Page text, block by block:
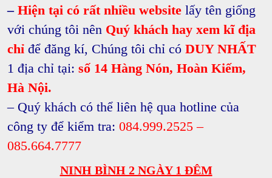
– Hiện tại có rất nhiều website lấy tên giống
với chúng tôi nên Quý khách hay xem kĩ địa
chỉ để đăng kí, Chúng tôi chỉ có DUY NHẤT
1 địa chỉ tại: số 14 Hàng Nón, Hoàn Kiếm,
Hà Nội.
– Quý khách có thể liên hệ qua hotline của
công ty để kiểm tra: 084.999.2525 –
085.664.7777
NINH BÌNH 2 NGÀY 1 ĐÊM